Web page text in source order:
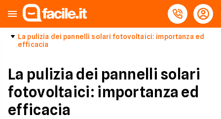
La pulizia dei pannelli solari fotovoltaici: importanza ed
efficacia
La pulizia dei pannelli solari
fotovoltaici: importanza ed
efficacia